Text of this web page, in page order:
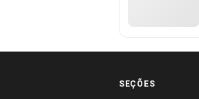
SEÇÕES